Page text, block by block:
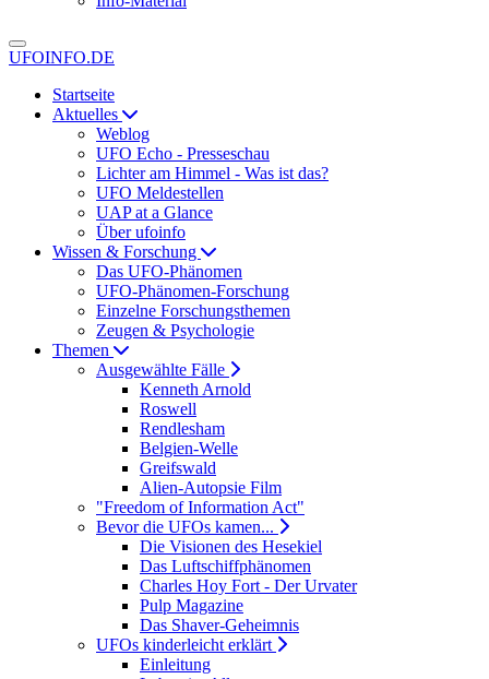
UFOINFO.DE
Startseite
Aktuelles
Weblog
UFO Echo - Presseschau
Lichter am Himmel - Was ist das?
UFO Meldestellen
UAP at a Glance
Über ufoinfo
Wissen & Forschung
Das UFO-Phänomen
UFO-Phänomen-Forschung
Einzelne Forschungsthemen
Zeugen & Psychologie
Themen
Ausgewählte Fälle
Kenneth Arnold
Roswell
Rendlesham
Belgien-Welle
Greifswald
Alien-Autopsie Film
"Freedom of Information Act"
Bevor die UFOs kamen...
Die Visionen des Hesekiel
Das Luftschiffphänomen
Charles Hoy Fort - Der Urvater
Pulp Magazine
Das Shaver-Geheimnis
UFOs kinderleicht erklärt
Einleitung